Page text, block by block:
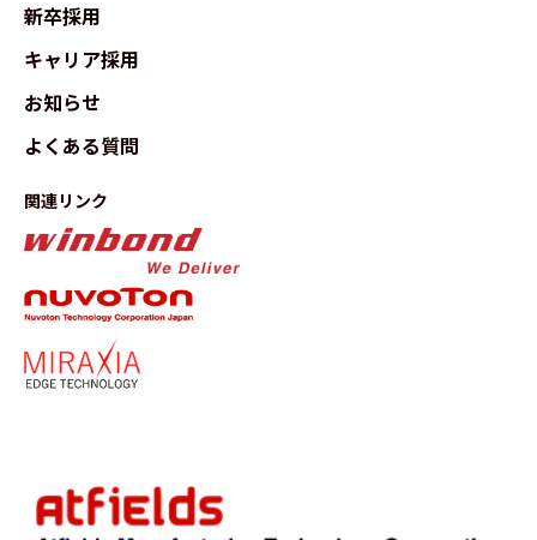
新卒採用
キャリア採用
お知らせ
よくある質問
関連リンク